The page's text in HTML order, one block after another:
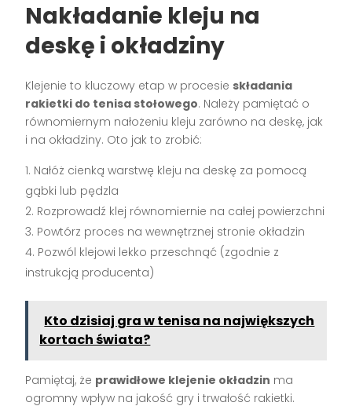
Nakładanie kleju na
deskę i okładziny
Klejenie to kluczowy etap w procesie składania
rakietki do tenisa stołowego. Należy pamiętać o
równomiernym nałożeniu kleju zarówno na deskę, jak
i na okładziny. Oto jak to zrobić:
Nałóż cienką warstwę kleju na deskę za pomocą
gąbki lub pędzla
Rozprowadź klej równomiernie na całej powierzchni
Powtórz proces na wewnętrznej stronie okładzin
Pozwól klejowi lekko przeschnąć (zgodnie z
instrukcją producenta)
Kto dzisiaj gra w tenisa na największych
kortach świata?
Pamiętaj, że prawidłowe klejenie okładzin ma
ogromny wpływ na jakość gry i trwałość rakietki.